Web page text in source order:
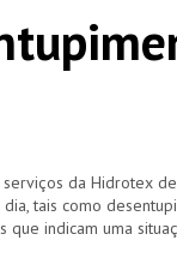
serviços da Hidrotex
tais como
que indicam uma